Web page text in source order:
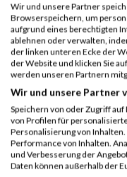
23084
Henning
23045
Helena
22974
Susanne
23010
Ralf
22973
Jaroslaw
23058
Niklas
22968
Ileana
23032
Camille
Wir und unsere Partner
Browserspeichern, um
aufgrund eines berechtigten
ablehnen oder verwalten,
der linken unteren Ecke der
der Website und klicken Sie
werden unseren Partnern
Wir und unsere Partner
Speichern von oder Zugriff
von Profilen für
Personalisierung von
Performance von Inhalten.
und Verbesserung der
Daten können außerhalb der